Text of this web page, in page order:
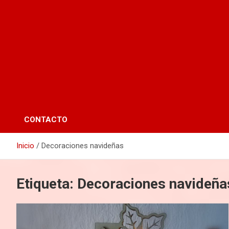
CONTACTO
Inicio Decoraciones navideñas
Etiqueta: Decoraciones